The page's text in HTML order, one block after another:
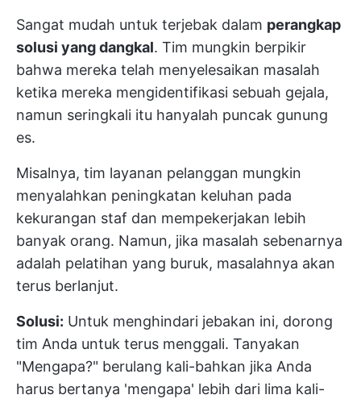
Sangat mudah untuk terjebak dalam perangkap
solusi yang dangkal. Tim mungkin berpikir
bahwa mereka telah menyelesaikan masalah
ketika mereka mengidentifikasi sebuah gejala,
namun seringkali itu hanyalah puncak gunung
es.
Misalnya, tim layanan pelanggan mungkin
menyalahkan peningkatan keluhan pada
kekurangan staf dan mempekerjakan lebih
banyak orang. Namun, jika masalah sebenarnya
adalah pelatihan yang buruk, masalahnya akan
terus berlanjut.
Solusi: Untuk menghindari jebakan ini, dorong
tim Anda untuk terus menggali. Tanyakan
"Mengapa?" berulang kali-bahkan jika Anda
harus bertanya 'mengapa' lebih dari lima kali-